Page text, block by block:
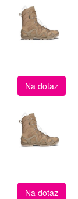
Na dotaz
Na dotaz